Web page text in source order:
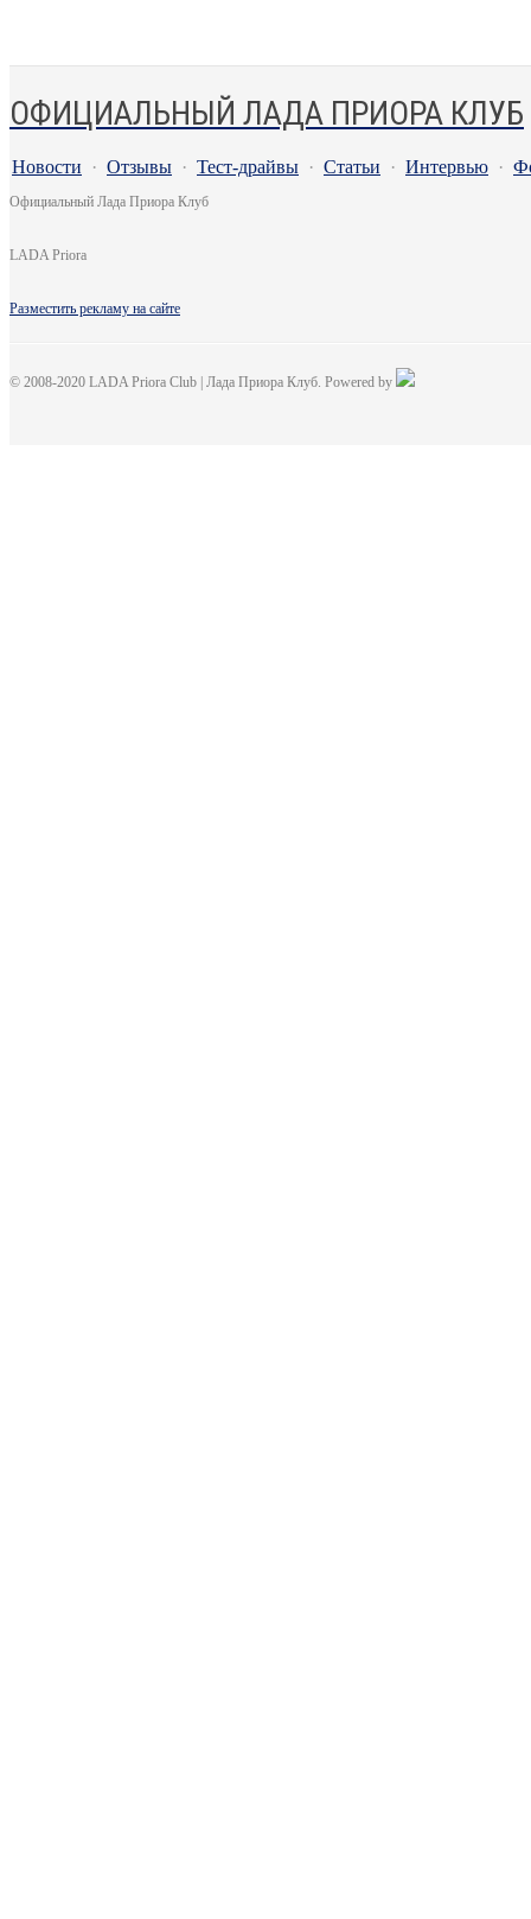
ОФИЦИАЛЬНЫЙ ЛАДА ПРИОРА КЛУБ
Новости · Отзывы · Тест-драйвы · Статьи · Интервью ·
Официальный Лада Приора Клуб
LADA Priora
Разместить рекламу на сайте
© 2008-2020 LADA Priora Club | Лада Приора Клуб. Powered by